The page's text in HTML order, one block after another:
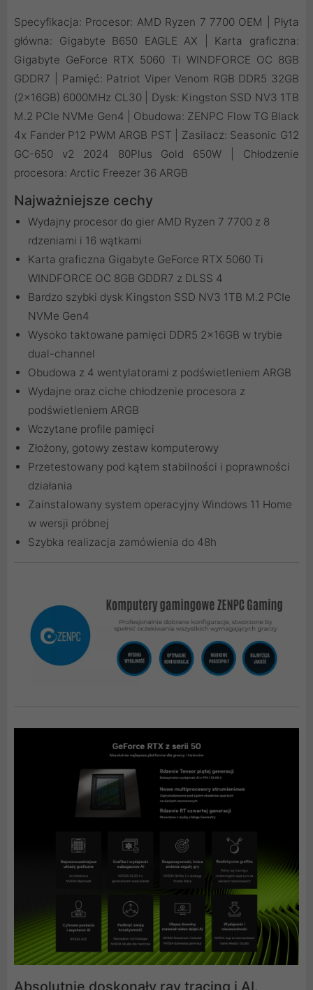
Specyfikacja: Procesor: AMD Ryzen 7 7700 OEM | Płyta
główna: Gigabyte B650 EAGLE AX | Karta graficzna:
Gigabyte GeForce RTX 5060 Ti WINDFORCE OC 8GB
GDDR7 | Pamięć: Patriot Viper Venom RGB DDR5 32GB
(2x16GB) 6000MHz CL30 | Dysk: Kingston SSD NV3 1TB
M.2 PCIe NVMe Gen4 | Obudowa: ZENPC Flow TG Black
4x Fander P12 PWM ARGB PST | Zasilacz: Seasonic G12
GC-650 v2 2024 80Plus Gold 650W | Chłodzenie
procesora: Arctic Freezer 36 ARGB
Najważniejsze cechy
Wydajny procesor do gier AMD Ryzen 7 7700 z 8
rdzeniami i 16 wątkami
Karta graficzna Gigabyte GeForce RTX 5060 Ti
WINDFORCE OC 8GB GDDR7 z DLSS 4
Bardzo szybki dysk Kingston SSD NV3 1TB M.2 PCIe
NVMe Gen4
Wysoko taktowane pamięci DDR5 2x16GB w trybie
dual-channel
Obudowa z 4 wentylatorami z podświetleniem ARGB
Wydajne oraz ciche chłodzenie procesora z
podświetleniem ARGB
Wczytane profile pamięci
Złożony, gotowy zestaw komputerowy
Przetestowany pod kątem stabilności i poprawności
działania
Zainstalowany system operacyjny Windows 11 Home
w wersji próbnej
Szybka realizacja zamówienia do 48h
Absolutnie doskonały ray tracing i AI.